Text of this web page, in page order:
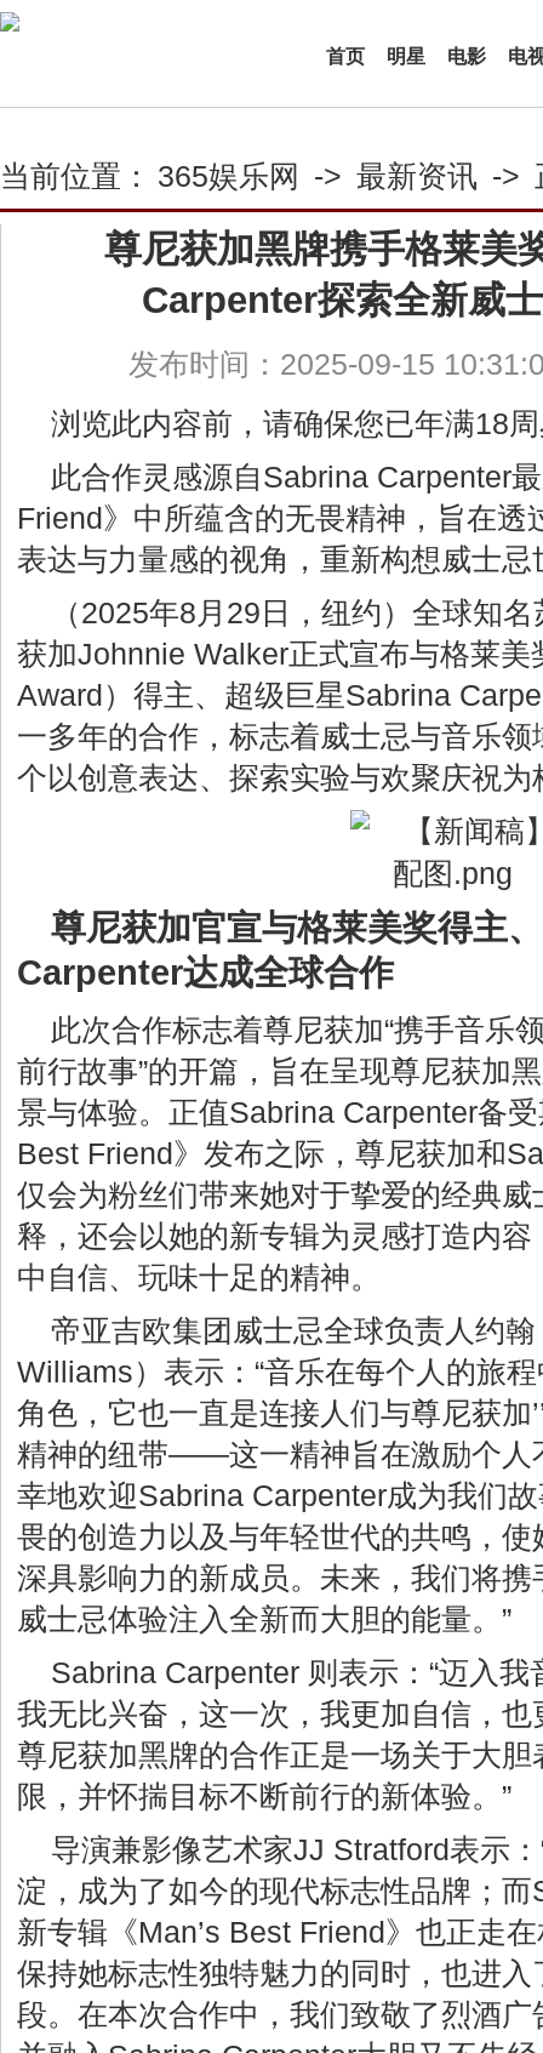
首页 明星 电影 电
当前位置： 365娱乐网 -> 最新资讯 ->
尊尼获加黑牌携手格莱美
Carpenter探索全新威
发布时间：2025-09-15
浏览此内容前，请确保您已年满18
此合作灵感源自Sabrina Carpenter
Friend》中所蕴含的无畏精神，旨在透
表达与力量感的视角，重新构想威士忌
（2025年8月29日，纽约 ）全球知
获加Johnnie Walker正式宣布与格莱
Award）得主、超级巨星Sabrina
一多年的合作，标志着威士忌与音乐
个以创意表达、探索实验与欢聚庆祝
尊尼获加官宣与格莱美奖得主
Carpenter达成全球合作
此次合作标志着尊尼获加“携手音乐
前行故事”的开篇，旨在呈现尊尼获加
景与体验。正值Sabrina Carpenter备
Best Friend》发布之际，尊尼获加和
仅会为粉丝们带来她对于挚爱的经典
释，还会以她的新专辑为灵感打造内
中自信、玩味十足的精神。
帝亚吉欧集团威士忌全球负责人约
Williams）表示：“音乐在每个人的旅
角色，它也一直是连接人们与尊尼获加
精神的纽带——这一精神旨在激励个人
幸地欢迎Sabrina Carpenter成为我们
畏的创造力以及与年轻世代的共鸣，
深具影响力的新成员。未来，我们将
威士忌体验注入全新而大胆的能量。”
Sabrina Carpenter 则表示：“迈入
我无比兴奋，这一次，我更加自信，
尊尼获加黑牌的合作正是一场关于大
限，并怀揣目标不断前行的新体验。”
导演兼影像艺术家JJ Stratford表示
淀，成为了如今的现代标志性品牌；
新专辑《Man’s Best Friend》也正走
保持她标志性独特魅力的同时，也进
段。在本次合作中，我们致敬了烈酒